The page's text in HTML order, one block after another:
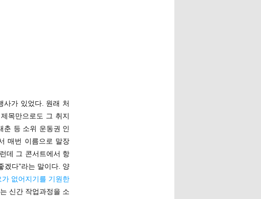
사가 있었다. 원래 처
목만으로도 그 취지
춘 등 소위 운동권 인
매번 이름으로 말장
데 그 콘서트에서 항
겠다”라는 말이다. 양
없어지기를 기원한
신간 작업과정을 소